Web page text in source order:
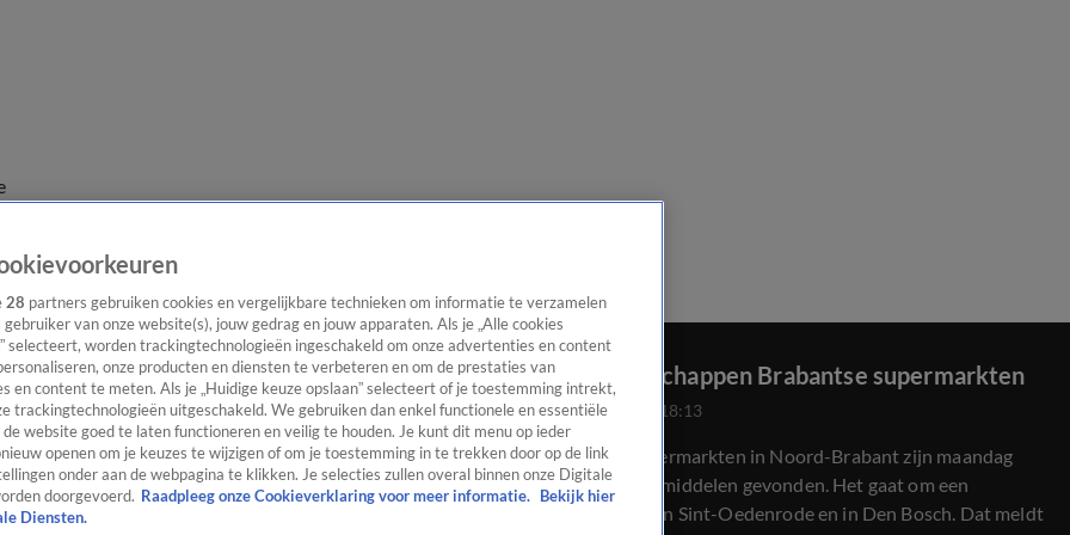
Drugs in schappen Brabantse supermarkten
18 mei 2026, 18:13
Bij twee supermarkten in Noord-Brabant zijn maandag
verdovende middelen gevonden. Het gaat om een
supermarkt in Sint-Oedenrode en in Den Bosch. Dat meldt
28 partners gebruiken cookies en vergelijkbare technieken om informatie te verzamelen
gebruiker van onze website(s), jouw gedrag en jouw apparaten. Als je „Alle cookies
selecteert, worden trackingtechnologieën ingeschakeld om onze advertenties en content
onze producten en diensten te verbeteren en om de prestaties van
en content te meten. Als je „Huidige keuze opslaan” selecteert of je toestemming intrekt,
trackingtechnologieën uitgeschakeld. We gebruiken dan enkel functionele en essentiële
de website goed te laten functioneren en veilig te houden. Je kunt dit menu op ieder
openen om je keuzes te wijzigen of om je toestemming in te trekken door op de link
onder aan de webpagina te klikken. Je selecties zullen overal binnen onze Digitale
doorgevoerd. Raadpleeg onze Cookieverklaring voor meer informatie.
Bekijk hier
Diensten.